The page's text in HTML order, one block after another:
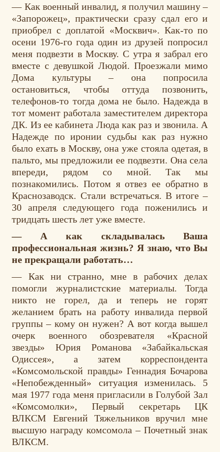
— Как военный инвалид, я получил машину –
«Запорожец», практически сразу сдал его и
приобрел с доплатой «Москвич». Как-то по
осени 1976-го года один из друзей попросил
меня подвезти в Москву. С утра я забрал его
вместе с девушкой Людой. Проезжали мимо
Дома культуры – она попросила
остановиться, чтобы оттуда позвонить,
телефонов-то тогда дома не было. Надежда в
тот момент работала заместителем директора
ДК. Из ее кабинета Люда как раз и звонила. А
Надежде по иронии судьбы как раз нужно
было ехать в Москву, она уже стояла одетая, в
пальто, мы предложили ее подвезти. Она села
впереди, рядом со мной. Так мы
познакомились. Потом я отвез ее обратно в
Краснозаводск. Стали встречаться. В итоге –
30 апреля следующего года поженились и
тридцать шесть лет уже вместе.
— А как складывалась Ваша
профессиональная жизнь? Я знаю, что Вы
не прекращали работать…
— Как ни странно, мне в рабочих делах
помогли журналистские материалы. Тогда
никто не горел, да и теперь не горят
желанием брать на работу инвалида первой
группы – кому он нужен? А вот когда вышел
очерк военного обозревателя «Красной
звезды» Юрия Романова «Забайкальская
Одиссея», а затем корреспондента
«Комсомольской правды» Геннадия Бочарова
«Непобежденный» ситуация изменилась. 5
мая 1977 года меня пригласили в Голубой Зал
«Комсомолки», Первый секретарь ЦК
ВЛКСМ Евгений Тяжельников вручил мне
высшую награду комсомола – Почетный знак
ВЛКСМ.